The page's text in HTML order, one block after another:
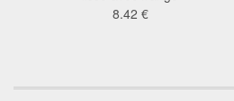
8.42 €